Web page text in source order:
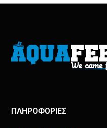
ΠΛΗΡΟΦΟΡΙΕΣ